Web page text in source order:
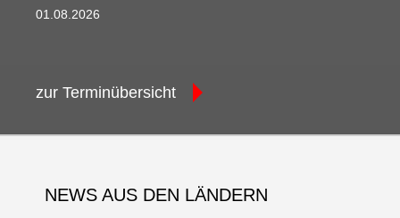
01.08.2026 08:00 - 09.08.2026 08:30
zur Terminübersicht
NEWS AUS DEN LÄNDERN